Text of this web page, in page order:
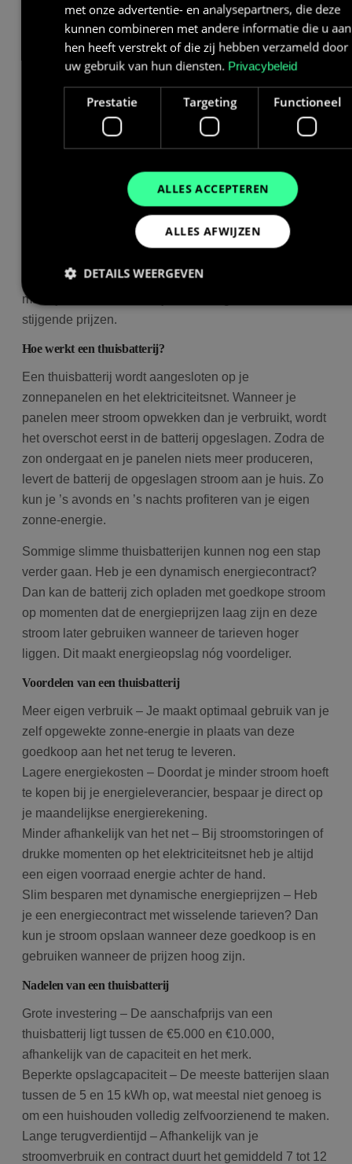
1. Thuisbatterij: elektriciteit opslaan en later gebruiken
Een thuisbatterij helpt je om meer van je eigen
zonnestroom te gebruiken in plaats van deze weg te
geven aan het elektriciteitsnet. Overdag wekken je
zonnepanelen vaak meer stroom op dan je direct
verbruikt. Zonder batterij gaat dit overschot terug naar
het net, vaak tegen een lage vergoeding. ’s Avonds,
koken of tv kijken, moet je vervolgens weer stroom
inkopen bij je energieleverancier.
Met een thuisbatterij bewaar je de zonnestroom die je
kunt inzetten. Dit bespaart op je energierekening en
maak je minder afhankelijk van energieleveranciers en
stijgende prijzen.
Hoe werkt een thuisbatterij?
Een thuisbatterij wordt aangesloten op je
zonnepanelen en het elektriciteitsnet. Wanneer je
panelen meer stroom opwekken dan je verbruikt, wordt
het overschot eerst in de batterij opgeslagen. Zodra de
zon ondergaat en je panelen niets meer produceren,
levert de batterij de opgeslagen stroom aan je huis. Zo
kun je ’s avonds en ’s nachts profiteren van je eigen
zonne-energie.
Sommige slimme thuisbatterijen kunnen nog een stap
verder gaan. Heb je een dynamisch energiecontract?
Dan kan de batterij zich opladen met goedkope stroom
op momenten dat de energieprijzen laag zijn en deze
stroom later gebruiken wanneer de tarieven hoger
liggen. Dit maakt energieopslag nóg voordeliger.
Voordelen van een thuisbatterij
Meer eigen verbruik – Je maakt optimaal gebruik van je
zelf opgewekte zonne-energie in plaats van deze
goedkoop aan het net terug te leveren.
Lagere energiekosten – Doordat je minder stroom hoeft
te kopen bij je energieleverancier, bespaar je direct op
je maandelijkse energierekening.
Minder afhankelijk van het net – Bij stroomstoringen of
drukke momenten op het elektriciteitsnet heb je altijd
een eigen voorraad energie achter de hand.
Slim besparen met dynamische energieprijzen – Heb
je een energiecontract met wisselende tarieven? Dan
kun je stroom opslaan wanneer deze goedkoop is en
gebruiken wanneer de prijzen hoog zijn.
Nadelen van een thuisbatterij
Grote investering – De aanschafprijs van een
thuisbatterij ligt tussen de €5.000 en €10.000,
afhankelijk van de capaciteit en het merk.
Beperkte opslagcapaciteit – De meeste batterijen slaan
tussen de 5 en 15 kWh op, wat meestal niet genoeg is
om een huishouden volledig zelfvoorzienend te maken.
Lange terugverdientijd – Afhankelijk van je
stroomverbruik en contract duurt het gemiddeld 7 tot 12
met onze advertentie- en analysepartners, die deze
kunnen combineren met andere informatie die u aan
hen heeft verstrekt of die zij hebben verzameld door
uw gebruik van hun diensten. Privacybeleid
Prestatie Targeting Functioneel
ALLES ACCEPTEREN
ALLES AFWIJZEN
DETAILS WEERGEVEN
website gebruiken, bijv. analytische cookies. Deze cookies kunnen
niet worden gebruikt om een bepaalde bezoeker direct te
identificeren.
Aanbieder/
Domein
wp-
OnTheGoSystems
Sessie
Google Privacy
Policy